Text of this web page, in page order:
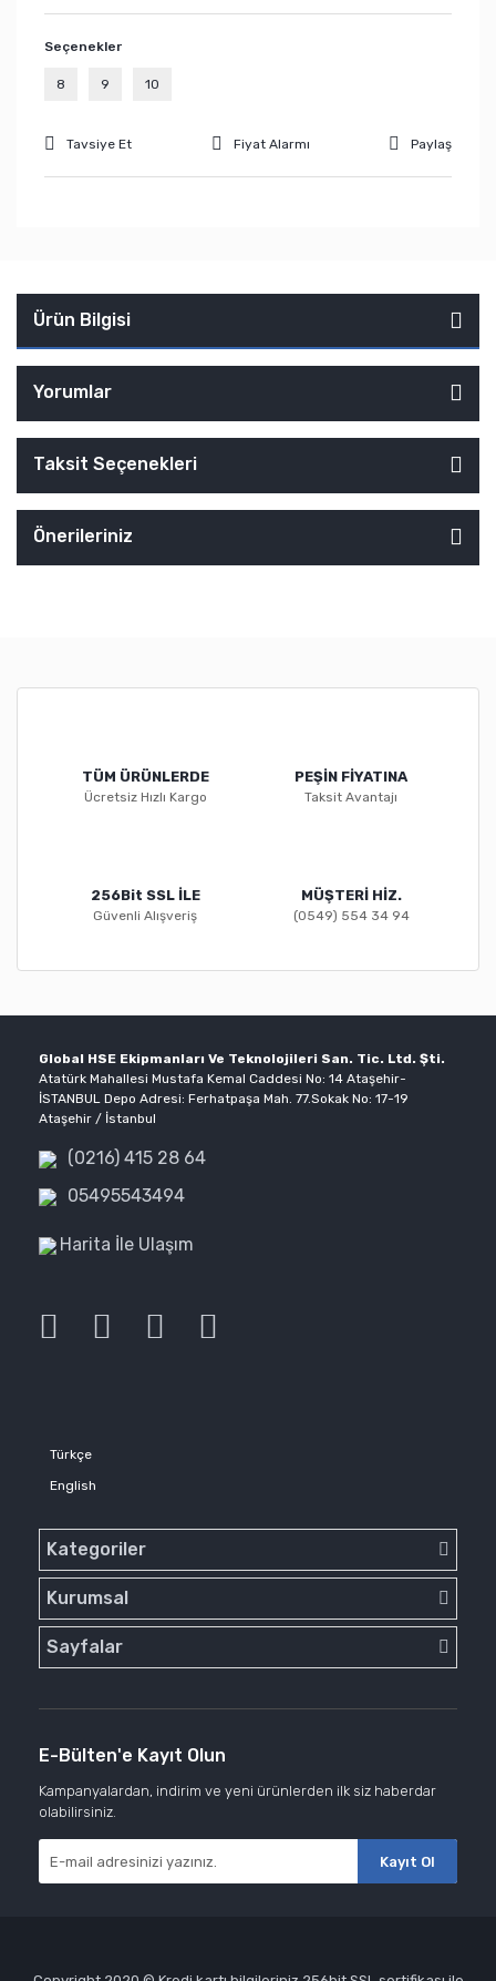
Seçenekler
8 9 10
Tavsiye Et Fiyat Alarmı Paylaş
Ürün Bilgisi
Yorumlar
Taksit Seçenekleri
Önerileriniz
TÜM ÜRÜNLERDE
Ücretsiz Hızlı Kargo
PEŞİN FİYATINA
Taksit Avantajı
256Bit SSL İLE
Güvenli Alışveriş
MÜŞTERİ HİZ.
(0549) 554 34 94
Global HSE Ekipmanları Ve Teknolojileri San. Tic. Ltd. Şti.
Atatürk Mahallesi Mustafa Kemal Caddesi No: 14 Ataşehir-
İSTANBUL Depo Adresi: Ferhatpaşa Mah. 77.Sokak No: 17-19
Ataşehir / İstanbul
(0216) 415 28 64
05495543494
Harita İle Ulaşım
Türkçe
English
Kategoriler
Kurumsal
Sayfalar
E-Bülten'e Kayıt Olun
Kampanyalardan, indirim ve yeni ürünlerden ilk siz haberdar
olabilirsiniz.
Kayıt Ol